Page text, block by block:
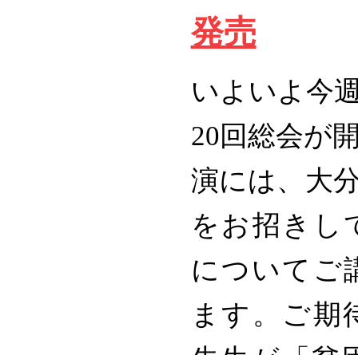
発売
いよいよ今
20回総会が
演には、大
をお招きし
についてご
ます。ご期